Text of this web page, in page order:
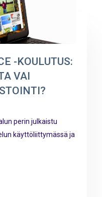
-KOULUTUS:
VAI
perin julkaistu
käyttöliittymässä ja